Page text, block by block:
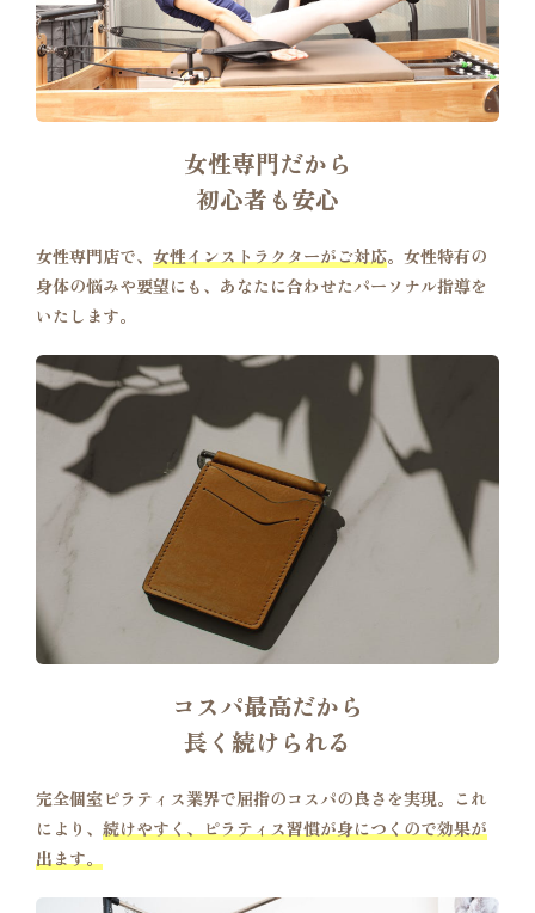
女性専門だから
初心者も安心
女性専門店で、 女性インストラクターがご対応。女性特有の
身体の悩みや要望にも、あなたに合わせたパーソナル指導を
いたします。
コスパ最高だから
長く続けられる
完全個室ピラティス業界で屈指のコスパの良さを実現。これ
により、 続けやすく、ピラティス習慣が身につくので効果が
出ます。